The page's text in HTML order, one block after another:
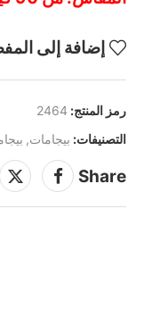
إضافة إلى
رمز المنتج: 2464
التصنيفات: بيجامات,
Share